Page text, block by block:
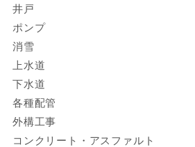
井戸
ポンプ
消雪
上水道
下水道
各種配管
外構工事
コンクリート・アスファルト